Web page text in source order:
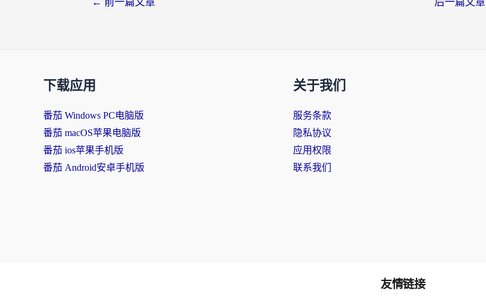
下载应用
番茄 Windows PC电脑版
番茄 macOS苹果电脑版
番茄 ios苹果手机版
番茄 Android安卓手机版
关于我们
服务条款
隐私协议
应用权限
联系我们
友情链接